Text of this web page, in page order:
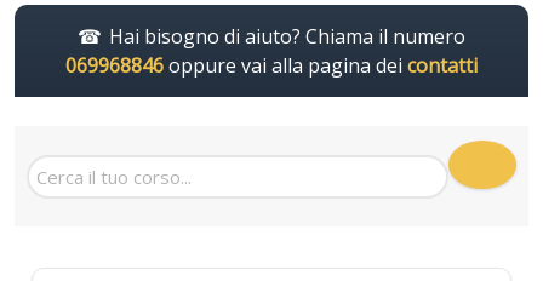
Hai bisogno di aiuto? Chiama il numero
069968846oppure vai alla pagina dei contatti